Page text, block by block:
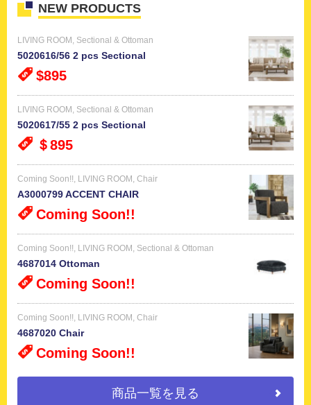
NEW PRODUCTS
LIVING ROOM Sectional & Ottoman
5020616/56 2 pcs Sectional
$895
LIVING ROOM Sectional & Ottoman
5020617/55 2 pcs Sectional
＄895
Coming Soon!! LIVING ROOM Chair
A3000799 ACCENT CHAIR
Coming Soon!!
Coming Soon!! LIVING ROOM Sectional & Ottoman
4687014 Ottoman
Coming Soon!!
Coming Soon!! LIVING ROOM Chair
4687020 Chair
Coming Soon!!
商品一覧を見る